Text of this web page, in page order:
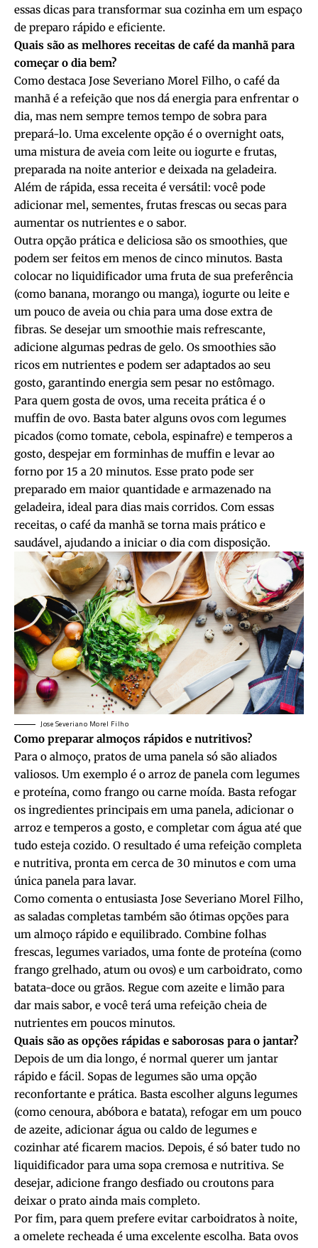
essas dicas para transformar sua cozinha em um espaço
de preparo rápido e eficiente.
Quais são as melhores receitas de café da manhã para
começar o dia bem?
Como destaca Jose Severiano Morel Filho, o café da
manhã é a refeição que nos dá energia para enfrentar o
dia, mas nem sempre temos tempo de sobra para
prepará-lo. Uma excelente opção é o overnight oats,
uma mistura de aveia com leite ou iogurte e frutas,
preparada na noite anterior e deixada na geladeira.
Além de rápida, essa receita é versátil: você pode
adicionar mel, sementes, frutas frescas ou secas para
aumentar os nutrientes e o sabor.
Outra opção prática e deliciosa são os smoothies, que
podem ser feitos em menos de cinco minutos. Basta
colocar no liquidificador uma fruta de sua preferência
(como banana, morango ou manga), iogurte ou leite e
um pouco de aveia ou chia para uma dose extra de
fibras. Se desejar um smoothie mais refrescante,
adicione algumas pedras de gelo. Os smoothies são
ricos em nutrientes e podem ser adaptados ao seu
gosto, garantindo energia sem pesar no estômago.
Para quem gosta de ovos, uma receita prática é o
muffin de ovo. Basta bater alguns ovos com legumes
picados (como tomate, cebola, espinafre) e temperos a
gosto, despejar em forminhas de muffin e levar ao
forno por 15 a 20 minutos. Esse prato pode ser
preparado em maior quantidade e armazenado na
geladeira, ideal para dias mais corridos. Com essas
receitas, o café da manhã se torna mais prático e
saudável, ajudando a iniciar o dia com disposição.
Jose Severiano Morel Filho
Como preparar almoços rápidos e nutritivos?
Para o almoço, pratos de uma panela só são aliados
valiosos. Um exemplo é o arroz de panela com legumes
e proteína, como frango ou carne moída. Basta refogar
os ingredientes principais em uma panela, adicionar o
arroz e temperos a gosto, e completar com água até que
tudo esteja cozido. O resultado é uma refeição completa
e nutritiva, pronta em cerca de 30 minutos e com uma
única panela para lavar.
Como comenta o entusiasta Jose Severiano Morel Filho,
as saladas completas também são ótimas opções para
um almoço rápido e equilibrado. Combine folhas
frescas, legumes variados, uma fonte de proteína (como
frango grelhado, atum ou ovos) e um carboidrato, como
batata-doce ou grãos. Regue com azeite e limão para
dar mais sabor, e você terá uma refeição cheia de
nutrientes em poucos minutos.
Quais são as opções rápidas e saborosas para o jantar?
Depois de um dia longo, é normal querer um jantar
rápido e fácil. Sopas de legumes são uma opção
reconfortante e prática. Basta escolher alguns legumes
(como cenoura, abóbora e batata), refogar em um pouco
de azeite, adicionar água ou caldo de legumes e
cozinhar até ficarem macios. Depois, é só bater tudo no
liquidificador para uma sopa cremosa e nutritiva. Se
desejar, adicione frango desfiado ou croutons para
deixar o prato ainda mais completo.
Por fim, para quem prefere evitar carboidratos à noite,
a omelete recheada é uma excelente escolha. Bata ovos